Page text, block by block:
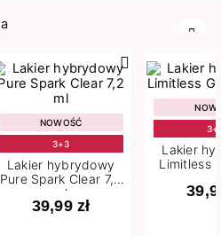
NOWOŚĆ
3+3
Lakier hybrydowy
Pure Spark Clear 7,2
ml
39,99 zł
Lakier
Limitless